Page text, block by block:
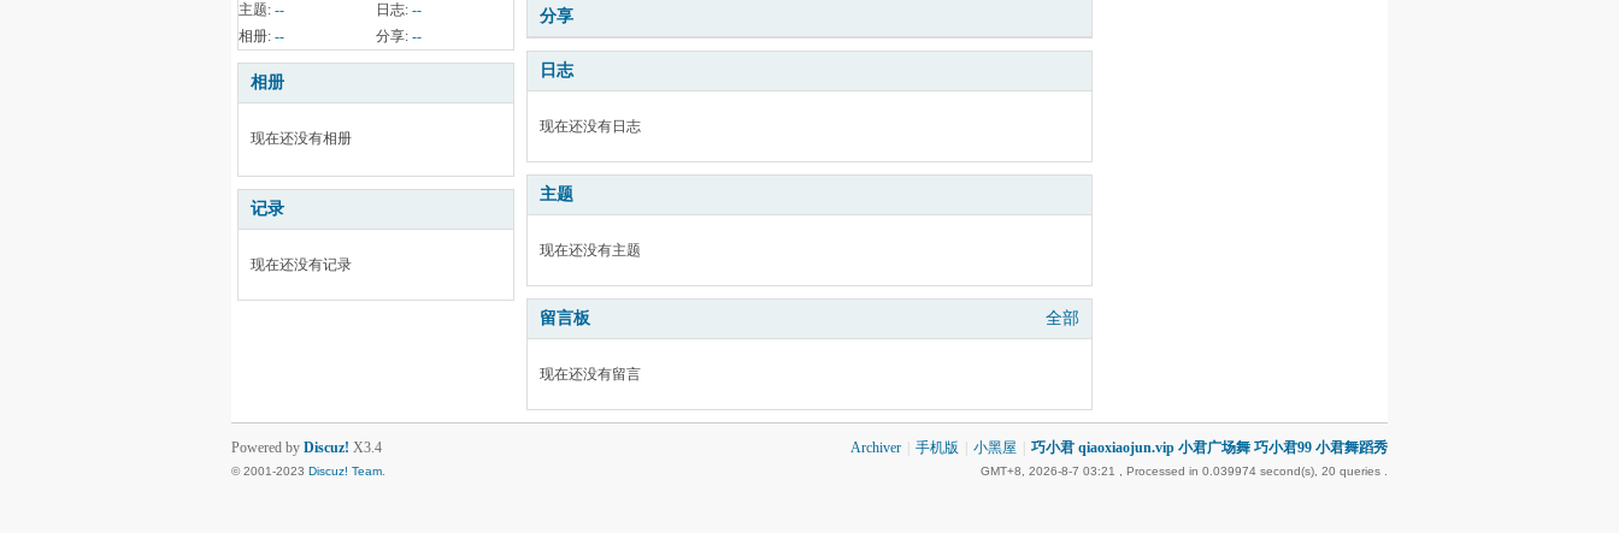
主题: -- 日志: --
相册: -- 分享: --
相册
现在还没有相册
记录
现在还没有记录
分享
日志
现在还没有日志
主题
现在还没有主题
留言板 全部
现在还没有留言
Archiver 手机版 小黑屋 巧小君 qiaoxiaojun.vip 小君广场舞 巧小君99 小君舞蹈秀
GMT+8, 2026-8-7 03:21 , Processed in 0.039974 second(s), 20 queries .
Powered by Discuz! X3.4
© 2001-2023 Discuz! Team